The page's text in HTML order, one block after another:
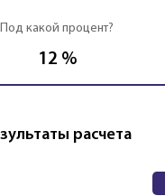
Под какой процент?
12 %
расчета